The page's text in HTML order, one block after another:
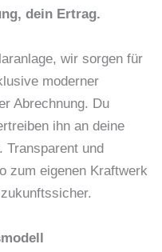
dein Ertrag.
wir sorgen für
moderner
Abrechnung. Du
ihn an deine
Transparent und
zum eigenen Kraftwerk